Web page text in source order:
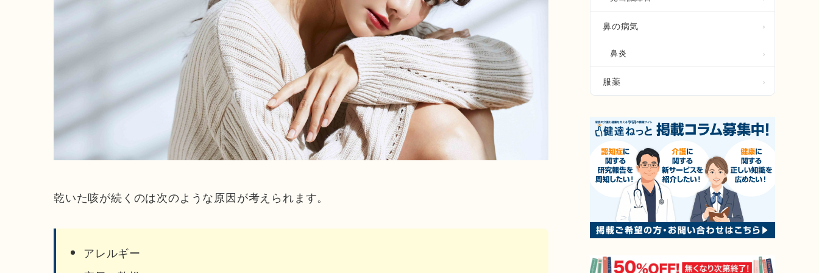
乾いた咳が続くのは次のような原因が考えられます。
アレルギー
鼻の病気
鼻炎
服薬